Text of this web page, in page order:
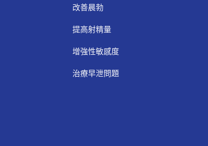
改善晨勃
提高射精量
增強性敏感度
治療早泄問題